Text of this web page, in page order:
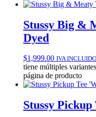
Stussy Big &
Dyed
$1,999.00 IVA INCLUIDO
tiene múltiples
página de producto
Stussy Pickup